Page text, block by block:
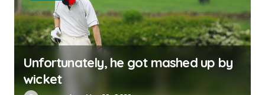
e
n
r
Unfortunately, he got mashed up by
wicket